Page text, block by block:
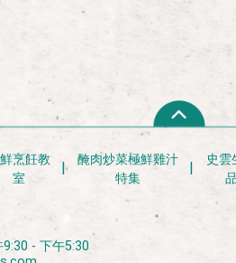
烹飪教
室
醃肉炒菜極鮮雞汁
特集
史雲
品
- 下午5:30